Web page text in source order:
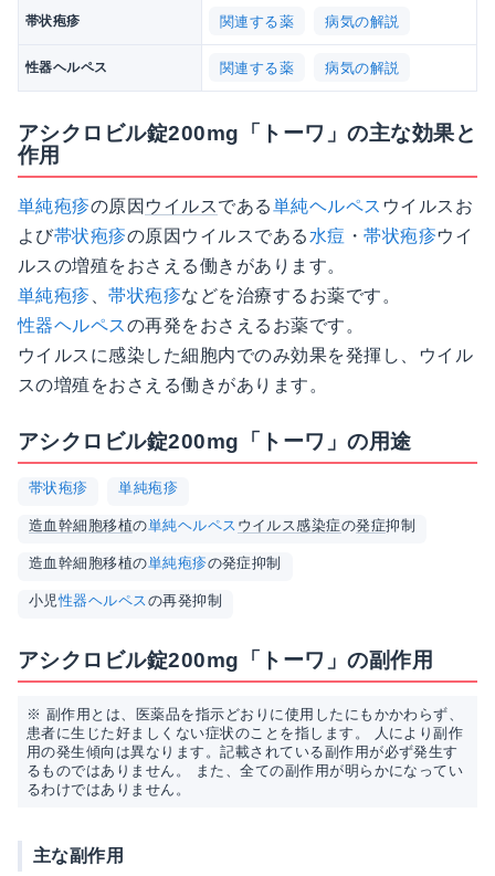
帯状疱疹 関連する薬 病気の解説
性器ヘルペス 関連する薬 病気の解説
アシクロビル錠200mg「トーワ」の主な効果と
作用
単純疱疹の原因 ウイルスである単純ヘルペス ウイルスお
よび帯状疱疹の原因ウイルスである水痘 ・帯状疱疹ウイ
ルスの増殖をおさえる働きがあります。
単純疱疹 、帯状疱疹などを治療するお薬です。
性器ヘルペスの再発をおさえるお薬です。
ウイルスに感染した細胞内でのみ効果を発揮し、ウイル
スの増殖をおさえる働きがあります。
アシクロビル錠200mg「トーワ」の用途
帯状疱疹 単純疱疹
造血幹細胞移植の単純ヘルペス ウイルス感染症の発症抑制
造血幹細胞移植の単純疱疹の発症抑制
小児性器ヘルペスの再発抑制
アシクロビル錠200mg「トーワ」の副作用
※ 副作用とは、医薬品を指示どおりに使用したにもかかわらず、
患者に生じた好ましくない症状のことを指します。 人により副作
用の発生傾向は異なります。記載されている副作用が必ず発生す
るものではありません。 また、全ての副作用が明らかになってい
るわけではありません。
主な副作用